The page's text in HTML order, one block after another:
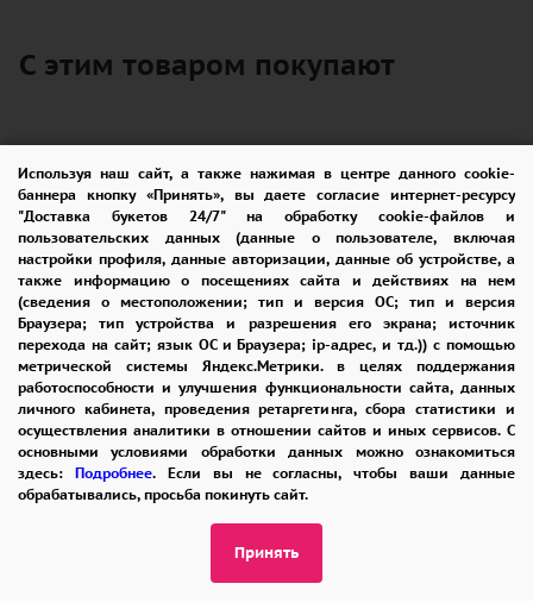
Используя наш сайт, а также нажимая в центре данного cookie-
баннера кнопку «Принять», вы даете согласие интернет-ресурсу
"Доставка букетов 24/7" на обработку cookie-файлов и
пользовательских данных (данные о пользователе, включая
настройки профиля, данные авторизации, данные об устройстве, а
также информацию о посещениях сайта и действиях на нем
(сведения о местоположении; тип и версия ОС; тип и версия
Браузера; тип устройства и разрешения его экрана; источник
перехода на сайт; язык ОС и Браузера; ip-адрес, и тд.)) с помощью
метрической системы Яндекс.Метрики. в целях поддержания
работоспособности и улучшения функциональности сайта, данных
личного кабинета, проведения ретаргетинга, сбора статистики и
осуществления аналитики в отношении сайтов и иных сервисов. С
основными условиями обработки данных можно ознакомиться
здесь: Подробнее. Если вы не согласны, чтобы ваши данные
обрабатывались, просьба покинуть сайт.
Принять
С этим товаром покупают
ПОМОЩЬ ОПЛАТА
ДОСТАВКА
ГАРАНТИИ
КУПОН
ВОЗВРАТ
ОТЗЫВЫ
РЕКОМЕНДАЦИИ
КОНТАКТЫ
8 965 242-37-47